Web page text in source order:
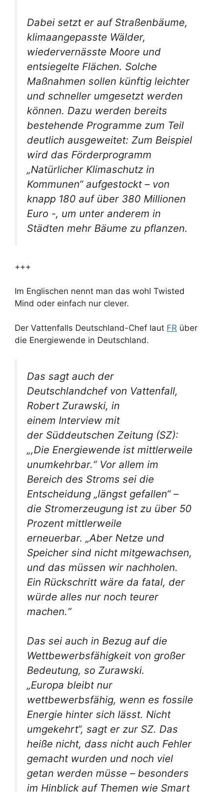
Dabei setzt er auf Straßenbäume,
klimaangepasste Wälder,
wiedervernässte Moore und
entsiegelte Flächen. Solche
Maßnahmen sollen künftig leichter
und schneller umgesetzt werden
können. Dazu werden bereits
bestehende Programme zum Teil
deutlich ausgeweitet: Zum Beispiel
wird das Förderprogramm
„Natürlicher Klimaschutz in
Kommunen“ aufgestockt – von
knapp 180 auf über 380 Millionen
Euro -, um unter anderem in
Städten mehr Bäume zu pflanzen.
+++
Im Englischen nennt man das wohl Twisted
Mind oder einfach nur clever.
Der Vattenfalls Deutschland-Chef laut FR über
die Energiewende in Deutschland.
Das sagt auch der
Deutschlandchef von Vattenfall,
Robert Zurawski, in
einem Interview mit
der Süddeutschen Zeitung (SZ):
„,Die Energiewende ist mittlerweile
unumkehrbar.“ Vor allem im
Bereich des Stroms sei die
Entscheidung „längst gefallen“ –
die Stromerzeugung ist zu über 50
Prozent mittlerweile
erneuerbar. „Aber Netze und
Speicher sind nicht mitgewachsen,
und das müssen wir nachholen.
Ein Rückschritt wäre da fatal, der
würde alles nur noch teurer
machen.“
Das sei auch in Bezug auf die
Wettbewerbsfähigkeit von großer
Bedeutung, so Zurawski.
„Europa bleibt nur
wettbewerbsfähig, wenn es fossile
Energie hinter sich lässt. Nicht
umgekehrt“, sagt er zur SZ. Das
heiße nicht, dass nicht auch Fehler
gemacht wurden und noch viel
getan werden müsse – besonders
im Hinblick auf Themen wie Smart